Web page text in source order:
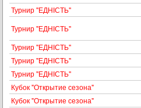
Турнир "ЕДНІСТЬ"
Турнир "ЕДНІСТЬ"
Турнир "ЕДНІСТЬ"
Турнир "ЕДНІСТЬ"
Турнир "ЕДНІСТЬ"
Кубок "Открытие сезона"
Кубок "Открытие сезона"